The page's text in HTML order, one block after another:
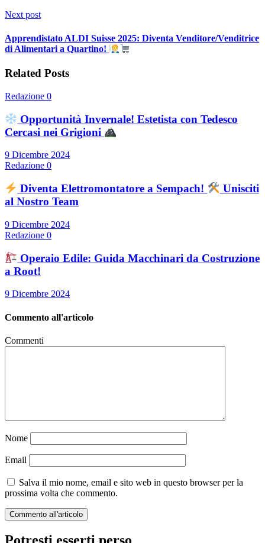
Next post
Apprendistato ALDI Suisse 2025: Diventa Venditore/Venditrice
di Alimentari a Quartino!
Related Posts
Redazione 0
Opportunità Invernale! Estetista con Tedesco
Cercasi nei Grigioni
9 Dicembre 2024
Redazione 0
Diventa Elettromontatore a Sempach!
Unisciti
al Nostro Team
9 Dicembre 2024
Redazione 0
Operaio Edile: Guida Macchinari da Costruzione
a Root!
9 Dicembre 2024
Commento all'articolo
Commenti
Nome
Email
Salva il mio nome, email e sito web in questo browser per la
prossima volta che commento.
Potresti esserti perso